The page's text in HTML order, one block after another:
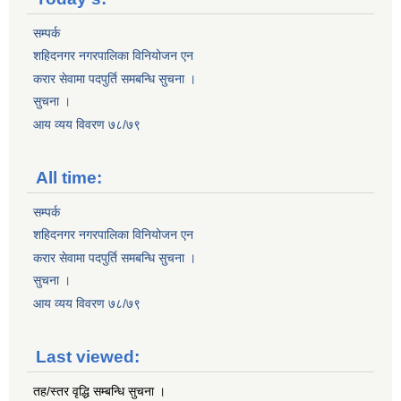
सम्पर्क
शहिदनगर नगरपालिका विनियोजन एन
करार सेवामा पदपुर्ति समबन्धि सुचना ।
सुचना ।
आय व्यय विवरण ७८/७९
All time:
सम्पर्क
शहिदनगर नगरपालिका विनियोजन एन
करार सेवामा पदपुर्ति समबन्धि सुचना ।
सुचना ।
आय व्यय विवरण ७८/७९
Last viewed:
तह/स्तर वृद्धि सम्बन्धि सुचना ।